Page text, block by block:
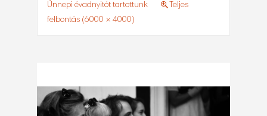
Ünnepi évadnyitót tartottunk
Teljes
felbontás (6000 × 4000)